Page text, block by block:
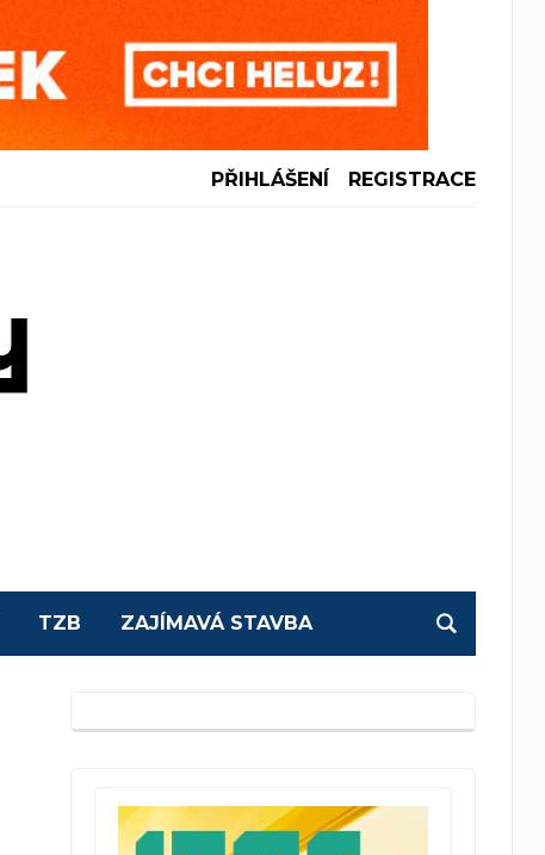
PŘIHLÁŠENÍ REGISTRACE
TZB ZAJÍMAVÁ STAVBA